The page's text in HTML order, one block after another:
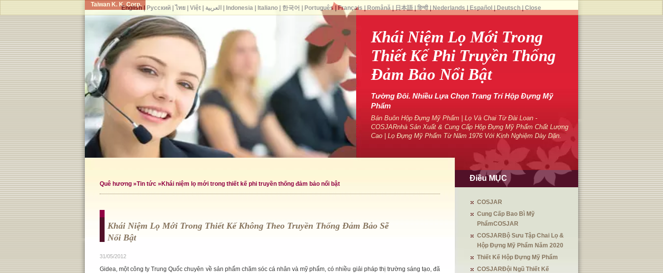
Taiwan K. K. Corp.
Khái Niệm Lọ Mới Trong
Thiết Kế Phi Truyền Thống
Đảm Bảo Nổi Bật
Tường Đôi. Nhiều Lựa Chọn Trang Trí Hộp Đựng Mỹ
Phẩm
Bán Buôn Hộp Đựng Mỹ Phẩm | Lọ Và Chai Từ Đài Loan -
COSJARnhà Sản Xuất & Cung Cấp Hộp Đựng Mỹ Phẩm Chất Lượng
Cao | Lọ Đựng Mỹ Phẩm Từ Năm 1976 Với Kinh Nghiệm Dày Dặn.
Quê hương »Tin tức »Khái niệm lọ mới trong thiết kế phi truyền thống đảm bảo nổi bật
Khái Niệm Lọ Mới Trong Thiết Kế Không Theo Truyền Thống Đảm Bảo Sẽ
Nổi Bật
31/05/2012
Gidea, một công ty Trung Quốc chuyên về sản phẩm chăm sóc cá nhân và mỹ phẩm, có nhiều giải pháp thị trường sáng tạo, đã
Điều MỤC
COSJAR
Cung Cấp Bao Bì Mỹ
PhẩmCOSJAR
COSJARBộ Sưu Tập Chai Lọ &
Hộp Đựng Mỹ Phẩm Năm 2020
Thiết Kế Hộp Đựng Mỹ Phẩm
COSJARĐội Ngũ Thiết Kế
English| Русский| ไทย| Việt| العربية Indonesia| Italiano| 한국어 Português Français Română| 日本語| हिन्दी| Nederlands Español Deutsch| Close